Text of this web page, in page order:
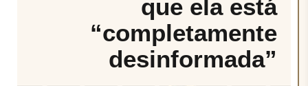
que ela está
“completamente
desinformada”